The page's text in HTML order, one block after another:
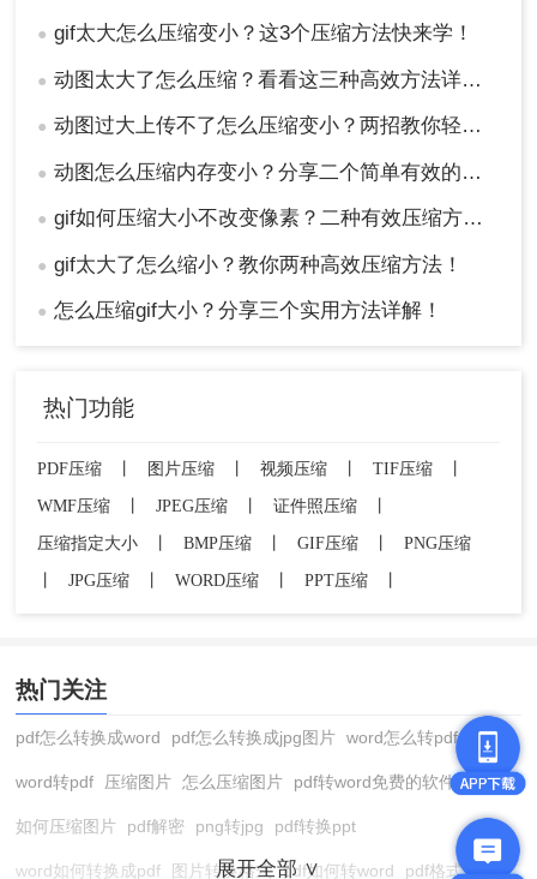
● gif太大怎么压缩变小？这3个压缩方法快来学！
● 动图太大了怎么压缩？看看这三种高效方法详解！
● 动图过大上传不了怎么压缩变小？两招教你轻松压缩！
● 动图怎么压缩内存变小？分享二个简单有效的操作方法！
● gif如何压缩大小不改变像素？二种有效压缩方法详解分享！
● gif太大了怎么缩小？教你两种高效压缩方法！
● 怎么压缩gif大小？分享三个实用方法详解！
热门功能
PDF压缩 图片压缩 视频压缩 TIF压缩
WMF压缩
JPEG压缩 证件照压缩
压缩指定大小
BMP压缩 GIF压缩
PNG压缩
JPG压缩 WORD压缩 PPT压缩
热门关注
pdf怎么转换成word pdf怎么转换成jpg图片 word怎么转pdf
word转pdf 压缩图片 怎么压缩图片 pdf转word免费的软件
如何压缩图片 pdf解密 png转jpg pdf转换ppt
word如何转换成pdf 图片转换格式 pdf如何转word pdf格式转换
展开全部 ∨